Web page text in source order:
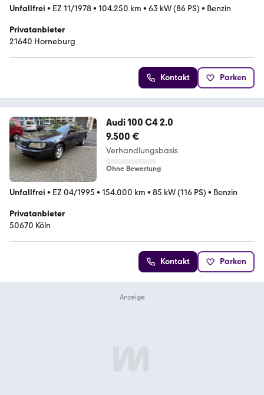
Unfallfrei • EZ 11/1978• 104.250 km • 63 kW (86 PS) • Benzin
Privatanbieter
21640 Horneburg
Kontakt Parken
Audi 100 C4 2.0
9.500 €
Verhandlungsbasis
Ohne Bewertung
Unfallfrei • EZ 04/1995 • 154.000 km • 85 kW (116 PS) • Benzin
Privatanbieter
50670 Köln
Kontakt Parken